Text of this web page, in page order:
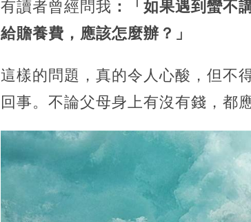
有讀者曾經問我 ：「如果遇到蠻不
給贍養費，應該怎麼辦？」
這樣的問題，真的令人心酸，但不
回事。不論父母身上有沒有錢，都